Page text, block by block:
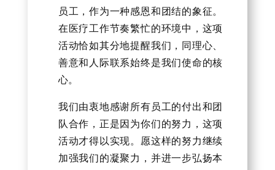
员工，作为一种感恩和团结的象征。
在医疗工作节奏繁忙的环境中，这项
活动恰如其分地提醒我们，同理心、
善意和人际联系始终是我们使命的核
心。
我们由衷地感谢所有员工的付出和团
队合作，正是因为你们的努力，这项
活动才得以实现。愿这样的努力继续
加强我们的凝聚力，并进一步弘扬本